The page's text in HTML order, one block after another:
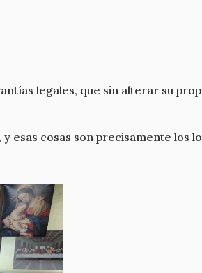
legales, que sin alterar su
esas cosas son precisamente los